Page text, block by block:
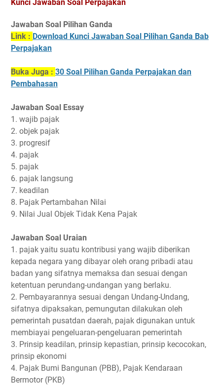
Kunci Jawaban Soal Perpajakan
Jawaban Soal Pilihan Ganda
Link : Download Kunci Jawaban Soal Pilihan Ganda Bab
Perpajakan
Buka Juga : 30 Soal Pilihan Ganda Perpajakan dan
Pembahasan
Jawaban Soal Essay
1. wajib pajak
2. objek pajak
3. progresif
4. pajak
5. pajak
6. pajak langsung
7. keadilan
8. Pajak Pertambahan Nilai
9. Nilai Jual Objek Tidak Kena Pajak
Jawaban Soal Uraian
1. pajak yaitu suatu kontribusi yang wajib diberikan
kepada negara yang dibayar oleh orang pribadi atau
badan yang sifatnya memaksa dan sesuai dengan
ketentuan perundang-undangan yang berlaku.
2. Pembayarannya sesuai dengan Undang-Undang,
sifatnya dipaksakan, pemungutan dilakukan oleh
pemerintah pusatdan daerah, pajak digunakan untuk
membiayai pengeluaran-pengeluaran pemerintah
3. Prinsip keadilan, prinsip kepastian, prinsip kecocokan,
prinsip ekonomi
4. Pajak Bumi Bangunan (PBB), Pajak Kendaraan
Bermotor (PKB)